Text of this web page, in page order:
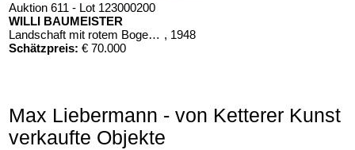
Auktion 611 - Lot 123000200
WILLI BAUMEISTER
Landschaft mit rotem Bogen (Sommerfest) , 1948
Schätzpreis: € 70.000
Max Liebermann - von Ketterer Kunst
verkaufte Objekte